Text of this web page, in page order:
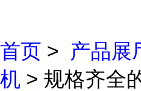
首页 > 产品展
机 > 规格齐全